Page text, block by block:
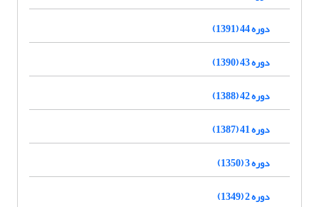
دوره 44 (1391)
دوره 43 (1390)
دوره 42 (1388)
دوره 41 (1387)
دوره 3 (1350)
دوره 2 (1349)